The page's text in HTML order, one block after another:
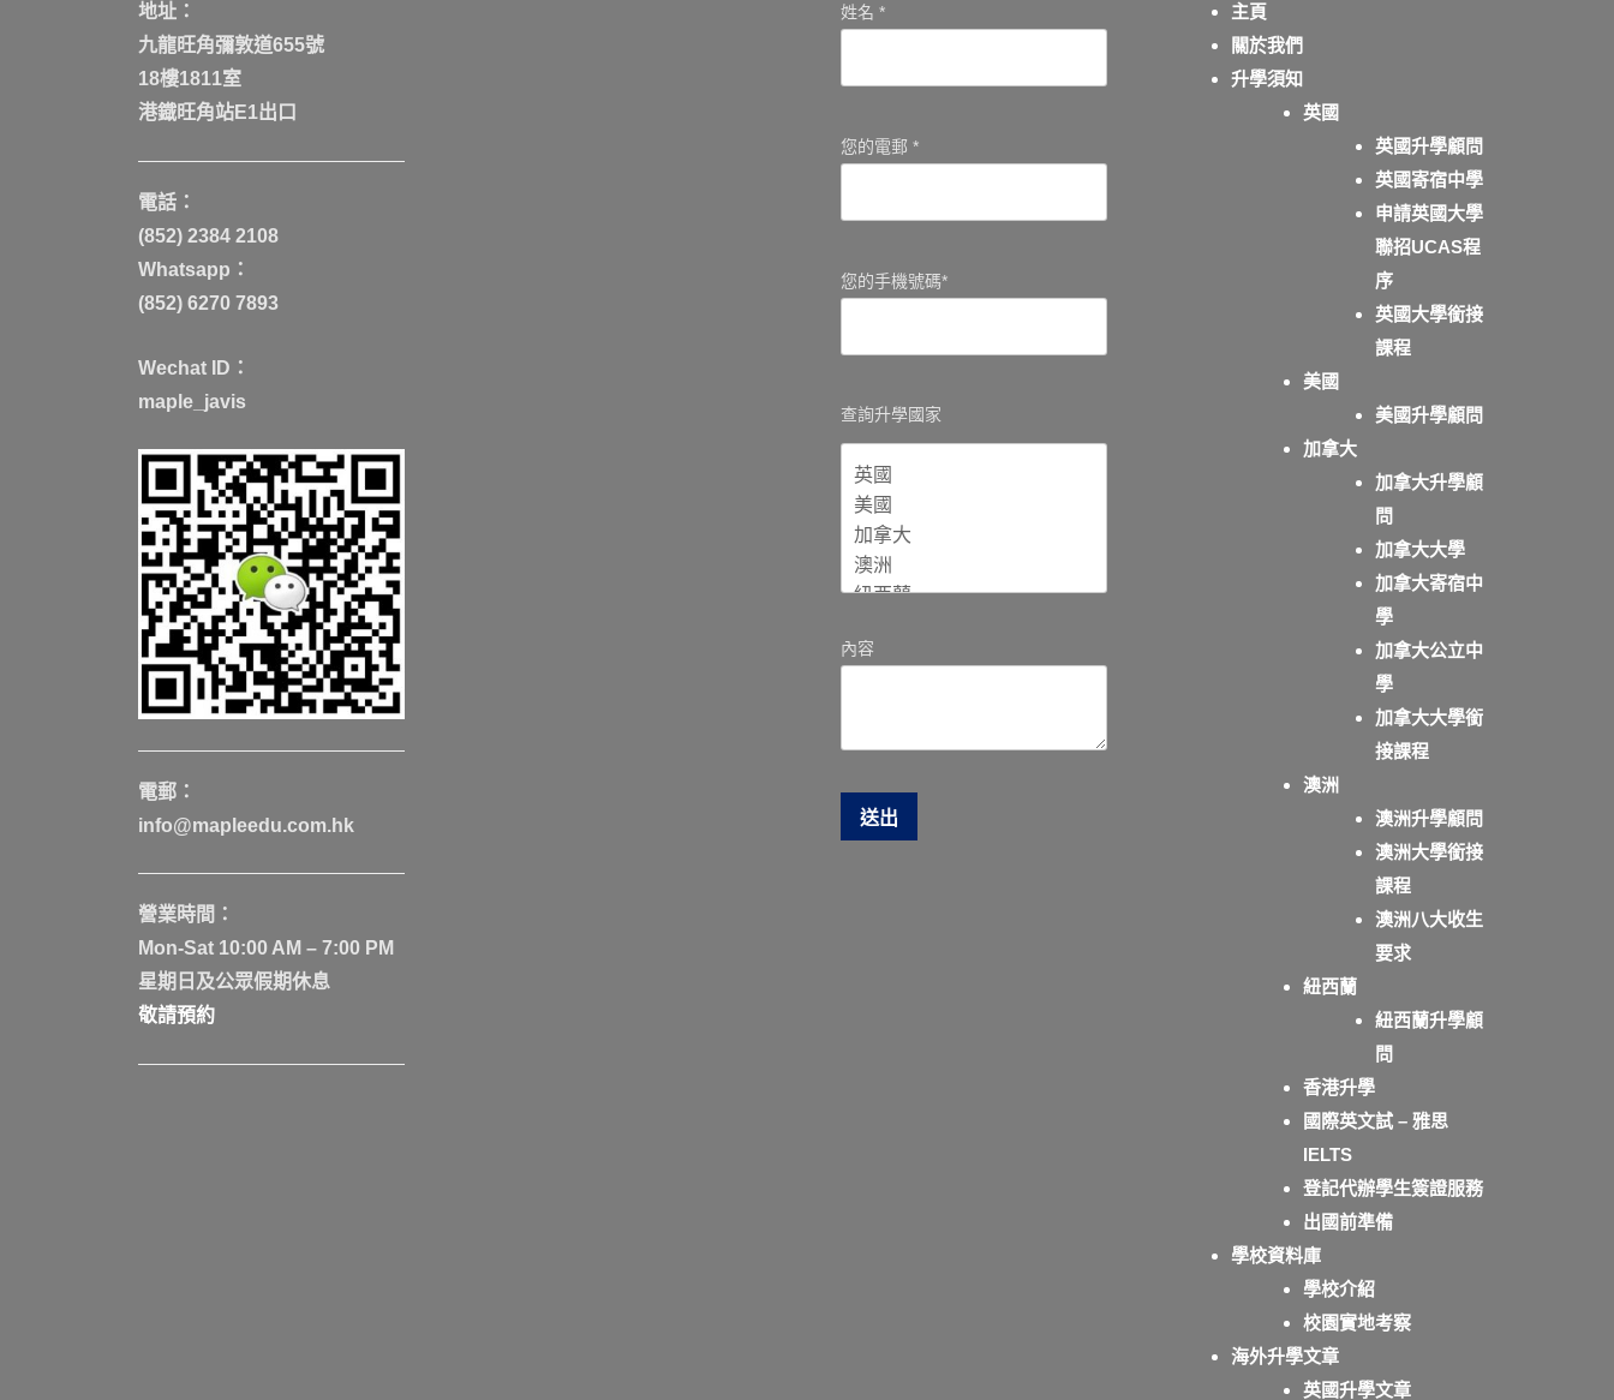
地址：
九龍旺角彌敦道655號
18樓1811室
港鐡旺角站E1出口
電話：
(852) 2384 2108
Whatsapp：
(852) 6270 7893
Wechat ID：
maple_javis
電郵：
info@mapleedu.com.hk
營業時間：
Mon-Sat 10:00 AM – 7:00 PM
星期日及公眾假期休息
敬請預約
姓名 *
您的電郵 *
您的手機號碼*
查詢升學國家
內容
主頁
關於我們
升學須知
英國
英國升學顧問
英國寄宿中學
申請英國大學
聯招UCAS程
序
英國大學銜接
課程
美國
美國升學顧問
加拿大
加拿大升學顧
問
加拿大大學
加拿大寄宿中
學
加拿大公立中
學
加拿大大學銜
接課程
澳洲
澳洲升學顧問
澳洲大學銜接
課程
澳洲八大收生
要求
紐西蘭
紐西蘭升學顧
問
香港升學
國際英文試 – 雅思
IELTS
登記代辦學生簽證服務
出國前準備
學校資料庫
學校介紹
校園實地考察
海外升學文章
英國升學文章